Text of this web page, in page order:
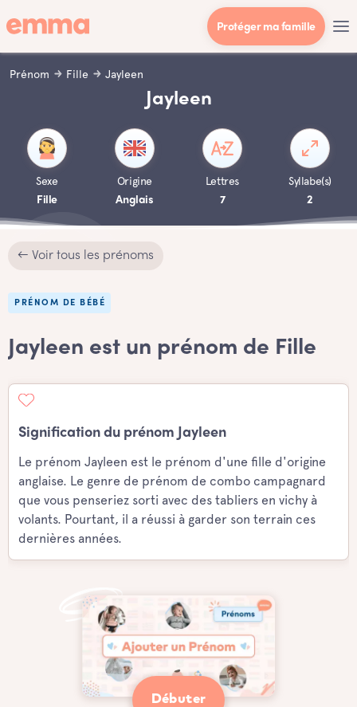
Protéger ma famille
Prénom Fille Jayleen
Jayleen
Sexe
Fille
Origine
Anglais
Lettres
7
Syllabe(s)
2
← Voir tous les prénoms
PRÉNOM DE BÉBÉ
Jayleen est un prénom de Fille
Signification du prénom Jayleen
Le prénom Jayleen est le prénom d'une fille d'origine
anglaise. Le genre de prénom de combo campagnard
que vous penseriez sorti avec des tabliers en vichy à
volants. Pourtant, il a réussi à garder son terrain ces
dernières années.
Débuter